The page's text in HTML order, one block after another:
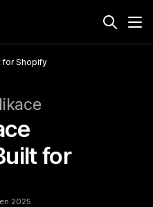
for Shopify
for
2025